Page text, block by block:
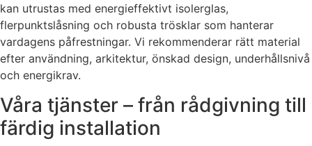
kan utrustas med energieffektivt isolerglas,
flerpunktslåsning och robusta trösklar som hanterar
vardagens påfrestningar. Vi rekommenderar rätt material
efter användning, arkitektur, önskad design, underhållsnivå
och energikrav.
Våra tjänster – från rådgivning till
färdig installation